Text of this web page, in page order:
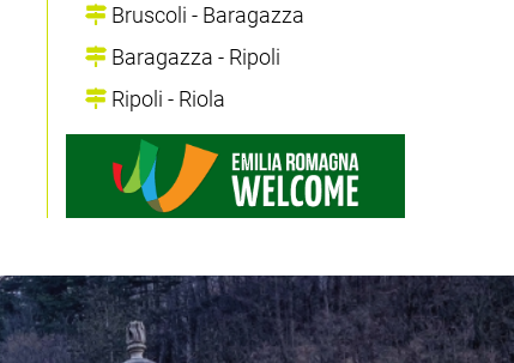
Bruscoli - Baragazza
Baragazza - Ripoli
Ripoli - Riola